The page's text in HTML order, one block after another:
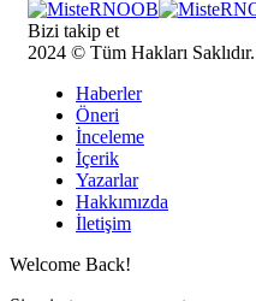
Bizi takip et
2024 © Tüm Hakları Saklıdır.
Haberler
Öneri
İnceleme
İçerik
Yazarlar
Hakkımızda
İletişim
Welcome Back!